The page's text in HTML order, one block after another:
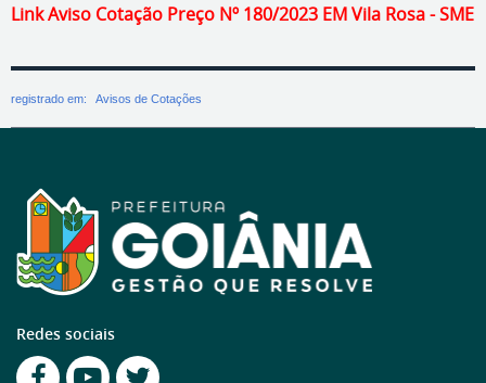
Link Aviso Cotação Preço Nº 180/2023 EM Vila Rosa - SME
registrado em: Avisos de Cotações
Redes sociais